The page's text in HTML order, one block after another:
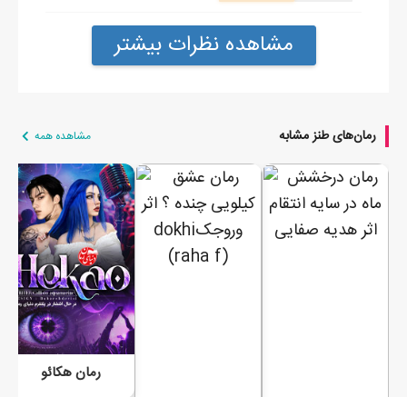
مشاهده نظرات بیشتر
رمان‌های طنز مشابه مشاهده همه
رمان هکائو